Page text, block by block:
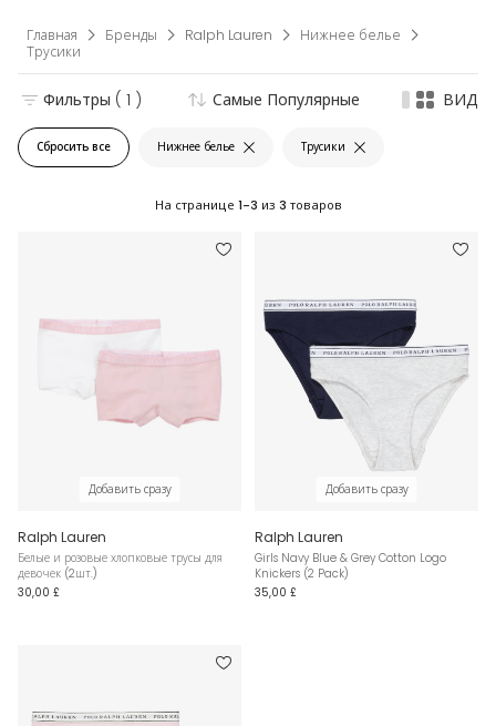
Главная Бренды Ralph Lauren
Нижнее белье
Трусики
Сбросить все Нижнее белье Трусики
Фильтры ( 1 ) Самые Популярные ВИД
На странице 1-3 из 3 товаров
Добавить сразу
Ralph Lauren
Белые и розовые хлопковые трусы для
девочек (2шт.)
30,00 £
Добавить сразу
Ralph Lauren
Girls Navy Blue & Grey Cotton Logo
Knickers (2 Pack)
35,00 £